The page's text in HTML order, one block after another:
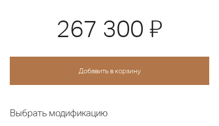
267 300 Я
Выбрать модификацию